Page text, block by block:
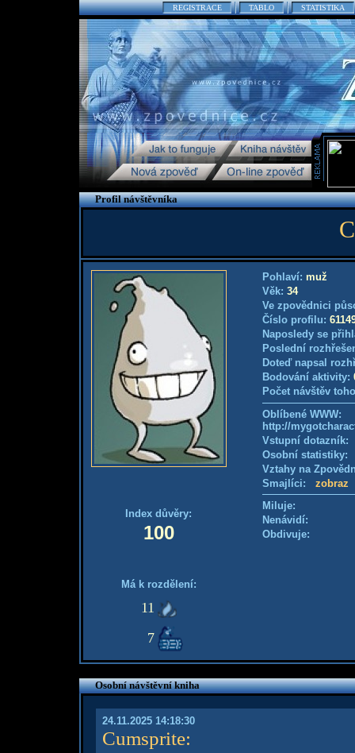
REGISTRACE TABLO STATISTIKA
Profil návštěvníka
Index důvěry:
100
Má k rozdělení:
11
7
Pohlaví: muž
Věk: 34
Ve zpovědnici
Číslo profilu:
Naposledy se
Poslední
Doteď napsal
Bodování aktivity:
Počet návštěv
Oblíbené WWW:
http://
Vstupní
Osobní
Vztahy na
Smajlíci: zobraz
Miluje:
Nenávidí:
Obdivuje:
Osobní návštěvní kniha
24.11.2025 14:18:30
Cumsprite: